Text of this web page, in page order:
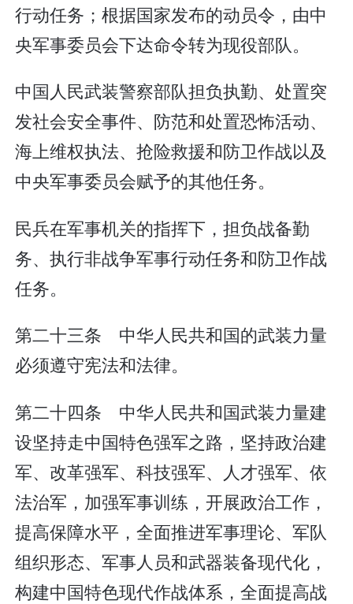
行动任务；根据国家发布的动员令，由中
央军事委员会下达命令转为现役部队。
中国人民武装警察部队担负执勤、处置突
发社会安全事件、防范和处置恐怖活动、
海上维权执法、抢险救援和防卫作战以及
中央军事委员会赋予的其他任务。
民兵在军事机关的指挥下，担负战备勤
务、执行非战争军事行动任务和防卫作战
任务。
第二十三条 中华人民共和国的武装力量
必须遵守宪法和法律。
第二十四条 中华人民共和国武装力量建
设坚持走中国特色强军之路，坚持政治建
军、改革强军、科技强军、人才强军、依
法治军，加强军事训练，开展政治工作，
提高保障水平，全面推进军事理论、军队
组织形态、军事人员和武器装备现代化，
构建中国特色现代作战体系，全面提高战